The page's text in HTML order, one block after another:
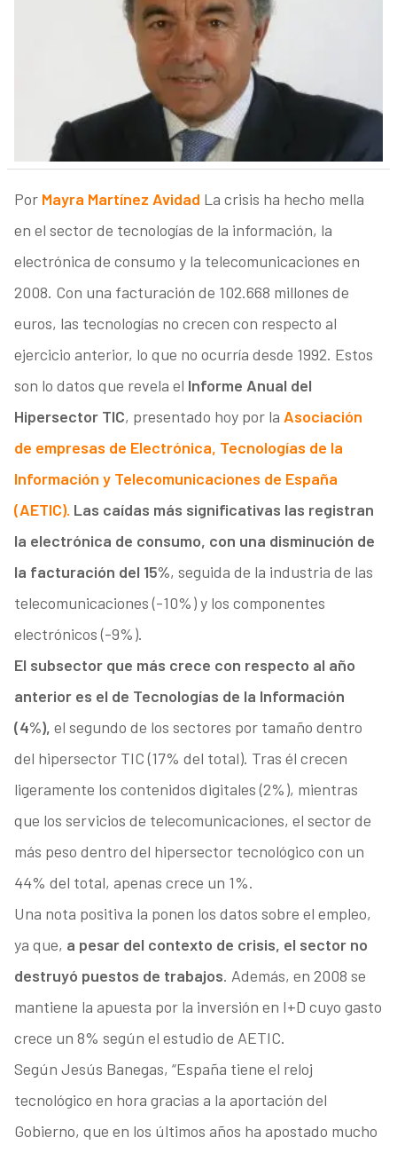
Por Mayra Martínez Avidad La crisis ha hecho mella
en el sector de tecnologías de la información, la
electrónica de consumo y la telecomunicaciones en
2008. Con una facturación de 102.668 millones de
euros, las tecnologías no crecen con respecto al
ejercicio anterior, lo que no ocurría desde 1992. Estos
son lo datos que revela el Informe Anual del
Hipersector TIC, presentado hoy por la Asociación
de empresas de Electrónica, Tecnologías de la
Información y Telecomunicaciones de España
(AETIC). Las caídas más significativas las registran
la electrónica de consumo, con una disminución de
la facturación del 15%, seguida de la industria de las
telecomunicaciones (-10%) y los componentes
electrónicos (-9%).
El subsector que más crece con respecto al año
anterior es el de Tecnologías de la Información
(4%), el segundo de los sectores por tamaño dentro
del hipersector TIC (17% del total). Tras él crecen
ligeramente los contenidos digitales (2%), mientras
que los servicios de telecomunicaciones, el sector de
más peso dentro del hipersector tecnológico con un
44% del total, apenas crece un 1%.
Una nota positiva la ponen los datos sobre el empleo,
ya que, a pesar del contexto de crisis, el sector no
destruyó puestos de trabajos. Además, en 2008 se
mantiene la apuesta por la inversión en I+D cuyo gasto
crece un 8% según el estudio de AETIC.
Según Jesús Banegas, “España tiene el reloj
tecnológico en hora gracias a la aportación del
Gobierno, que en los últimos años ha apostado mucho